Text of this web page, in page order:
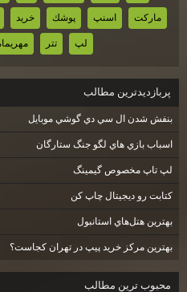
ماركت اسنپ پوشك خريد
لپ تتر
پربازديدترين مطالب
بنفش شدن ال سي دي گوشي موبايل
اسباب بازي هاي لگو جنگ ستارگان
لپ تاپ مخصوص گيمينگ
كتابت رو ديجيتال چاپ كن
بهترين هتل‌هاي استانبول
بهترین مرکز خرید پیپ در تهران کجاست؟
محبوب ترين مطالب